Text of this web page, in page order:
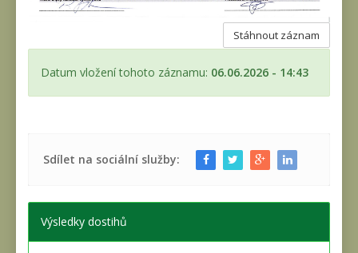
Stáhnout záznam
Datum vložení tohoto záznamu: 06.06.2026 - 14:43
Sdílet na sociální služby:
Výsledky dostihů